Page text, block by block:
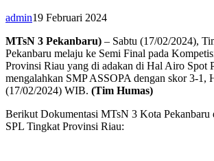
admin19 Februari 2024
MTsN 3 Pekanbaru) – Sabtu (17/02/2024),
Pekanbaru melaju ke Semi Final pada
Provinsi Riau yang di adakan di Hal Airo Spot
mengalahkan SMP ASSOPA dengan skor 3-1,
(17/02/2024) WIB. (Tim Humas)
Berikut Dokumentasi MTsN 3 Kota Pekanbaru
SPL Tingkat Provinsi Riau: